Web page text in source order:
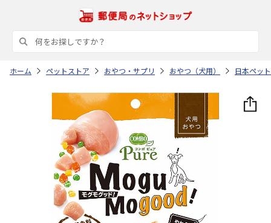
ホーム ペットストア おやつ・サプリ おやつ（犬用） 日本ペッ